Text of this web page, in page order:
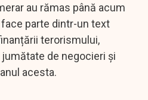
au rămas până acum
parte dintr-un text
terorismului,
de negocieri și
acesta.